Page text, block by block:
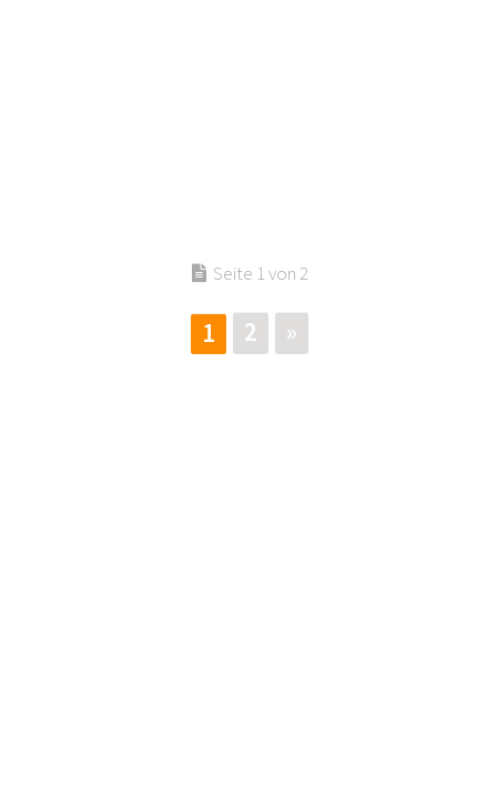
Seite 1 von 2
1 2 »